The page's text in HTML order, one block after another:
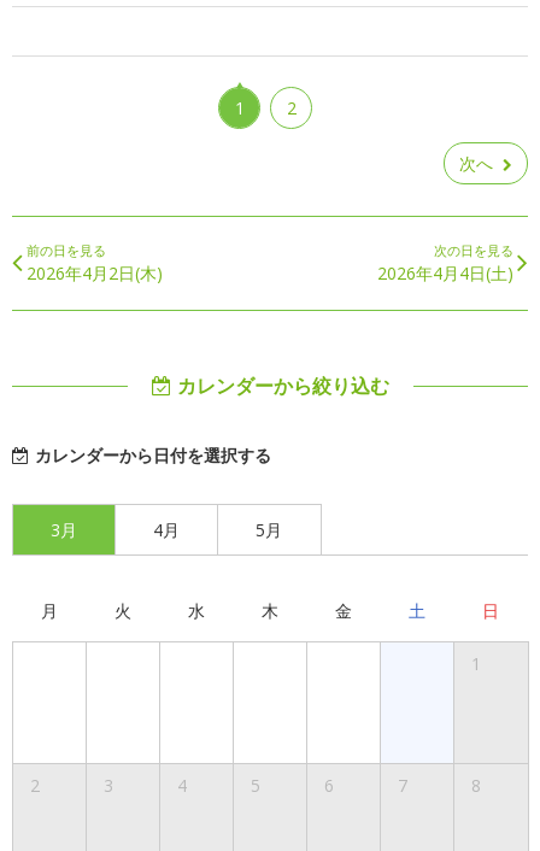
1 2
次へ
前の日を見る
2026年4月2日(木)
次の日を見る
2026年4月4日(土)
カレンダーから絞り込む
カレンダーから日付を選択する
3月 4月 5月
月 火 水 木 金 土 日
1
2 3 4 5 6 7 8